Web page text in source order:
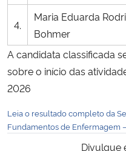
Controladoria-Geral da União
Secretaria de Governo
4.
Maria Eduarda
Bohmer
A candidata classificada
sobre o início das
2026
Leia o resultado completo da
Fundamentos de Enfermagem
Divulgue